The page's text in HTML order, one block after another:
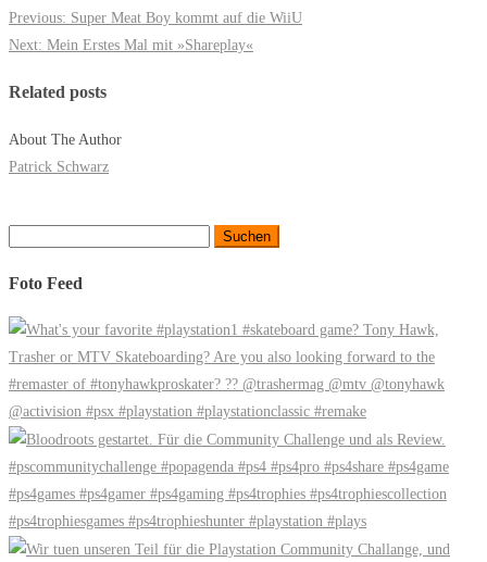
Previous: Super Meat Boy kommt auf die WiiU
Next: Mein Erstes Mal mit »Shareplay«
Related posts
About The Author
Patrick Schwarz
Foto Feed